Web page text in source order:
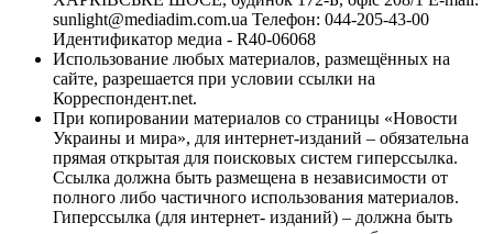
sunlight@mediadim.com.ua Телефон: 044-205-43-00
Идентификатор медиа - R40-06068
Использование любых материалов, размещённых на
сайте, разрешается при условии ссылки на
Корреспондент.net.
При копировании материалов со страницы «Новости
Украины и мира», для интернет-изданий – обязательна
прямая открытая для поисковых систем гиперссылка.
Ссылка должна быть размещена в независимости от
полного либо частичного использования материалов.
Гиперссылка (для интернет- изданий) – должна быть